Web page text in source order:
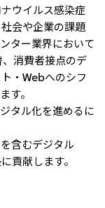
た
ウイルス感染症
会や企業の課題
ター業界において
消費者接点のデ
・Webへのシフ
す。
タル化を進めるに
含むデジタル
貢献します。